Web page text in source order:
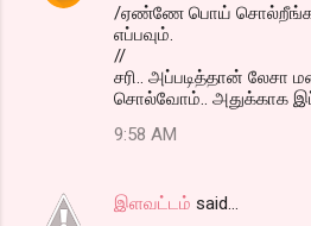
/ஏண்ணே பொய்
எப்பவும்.
//
சரி.. அப்படித்தான் லேசா
சொல்வோம்.. அதுக்காக
9:58 AM
இளவட்டம் said…